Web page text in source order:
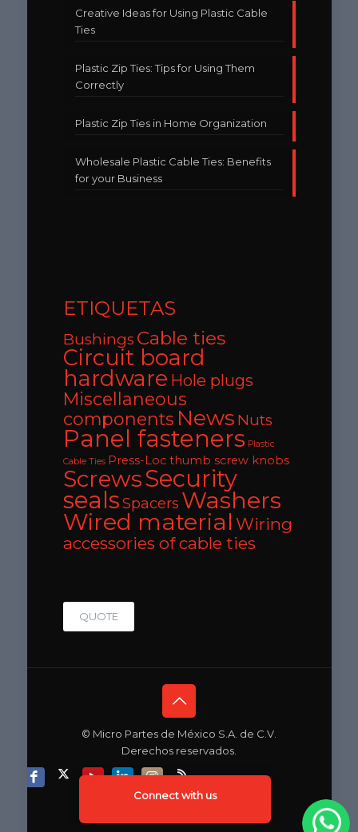
Creative Ideas for Using Plastic Cable
Ties
Plastic Zip Ties: Tips for Using Them
Correctly
Plastic Zip Ties in Home Organization
Wholesale Plastic Cable Ties: Benefits
for your Business
ETIQUETAS
Bushings Cable ties
Circuit board
hardware Hole plugs
Miscellaneous
components News Nuts
Panel fasteners Plastic
Cable Ties Press-Loc thumb screw knobs
ScrewsSecurity
sealsSpacers Washers
Wired material Wiring
accessories of cable ties
Connect with us
QUOTE
© Micro Partes de México S.A. de C.V.
Derechos reservados.